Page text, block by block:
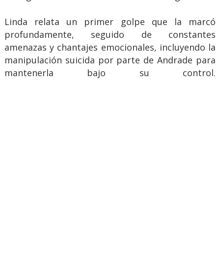
Linda relata un primer golpe que la marcó
profundamente, seguido de constantes
amenazas y chantajes emocionales, incluyendo la
manipulación suicida por parte de Andrade para
mantenerla bajo su control.